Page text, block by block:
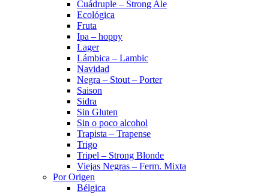
Cuádruple – Strong Ale
Ecológica
Fruta
Ipa – hoppy
Lager
Lámbica – Lambic
Navidad
Negra – Stout – Porter
Saison
Sidra
Sin Gluten
Sin o poco alcohol
Trapista – Trapense
Trigo
Tripel – Strong Blonde
Viejas Negras – Ferm. Mixta
Por Origen
Bélgica